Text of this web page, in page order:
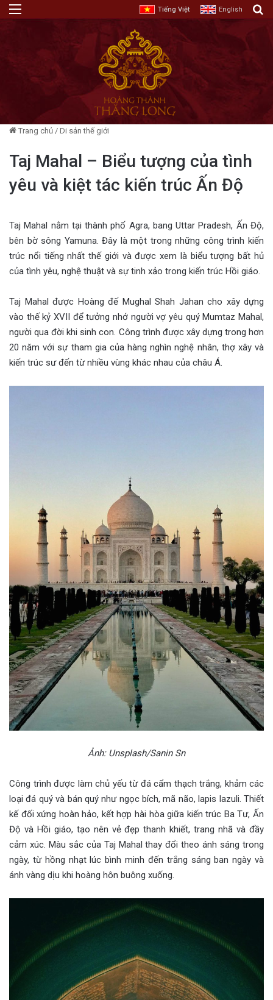
Tiếng Việt English
Trang chủ / Di sản thế giới
Taj Mahal – Biểu tượng của tình
yêu và kiệt tác kiến trúc Ấn Độ
Taj Mahal nằm tại thành phố Agra, bang Uttar Pradesh, Ấn Độ,
bên bờ sông Yamuna. Đây là một trong những công trình kiến
trúc nổi tiếng nhất thế giới và được xem là biểu tượng bất hủ
của tình yêu, nghệ thuật và sự tinh xảo trong kiến trúc Hồi giáo.
Taj Mahal được Hoàng đế Mughal Shah Jahan cho xây dựng
vào thế kỷ XVII để tưởng nhớ người vợ yêu quý Mumtaz Mahal,
người qua đời khi sinh con. Công trình được xây dựng trong hơn
20 năm với sự tham gia của hàng nghìn nghệ nhân, thợ xây và
kiến trúc sư đến từ nhiều vùng khác nhau của châu Á.
Ảnh: Unsplash/Sanin Sn
Công trình được làm chủ yếu từ đá cẩm thạch trắng, khảm các
loại đá quý và bán quý như ngọc bích, mã não, lapis lazuli. Thiết
kế đối xứng hoàn hảo, kết hợp hài hòa giữa kiến trúc Ba Tư, Ấn
Độ và Hồi giáo, tạo nên vẻ đẹp thanh khiết, trang nhã và đầy
cảm xúc. Màu sắc của Taj Mahal thay đổi theo ánh sáng trong
ngày, từ hồng nhạt lúc bình minh đến trắng sáng ban ngày và
ánh vàng dịu khi hoàng hôn buông xuống.